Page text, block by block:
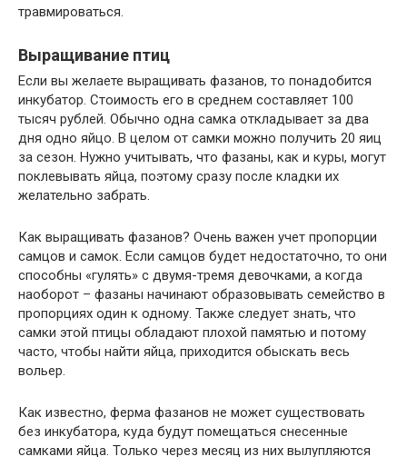
травмироваться.
Выращивание птиц
Если вы желаете выращивать фазанов, то понадобится
инкубатор. Стоимость его в среднем составляет 100
тысяч рублей. Обычно одна самка откладывает за два
дня одно яйцо. В целом от самки можно получить 20 яиц
за сезон. Нужно учитывать, что фазаны, как и куры, могут
поклевывать яйца, поэтому сразу после кладки их
желательно забрать.
Как выращивать фазанов? Очень важен учет пропорции
самцов и самок. Если самцов будет недостаточно, то они
способны «гулять» с двумя-тремя девочками, а когда
наоборот – фазаны начинают образовывать семейство в
пропорциях один к одному. Также следует знать, что
самки этой птицы обладают плохой памятью и потому
часто, чтобы найти яйца, приходится обыскать весь
вольер.
Как известно, ферма фазанов не может существовать
без инкубатора, куда будут помещаться снесенные
самками яйца. Только через месяц из них вылупляются